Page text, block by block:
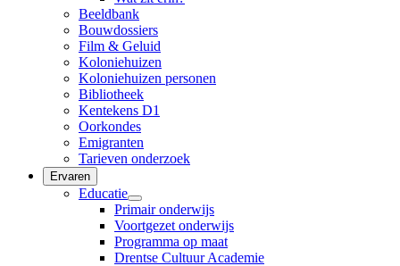
Beeldbank
Bouwdossiers
Film & Geluid
Koloniehuizen
Koloniehuizen personen
Bibliotheek
Kentekens D1
Oorkondes
Emigranten
Tarieven onderzoek
Ervaren
Educatie
Primair onderwijs
Voortgezet onderwijs
Programma op maat
Drentse Cultuur Academie